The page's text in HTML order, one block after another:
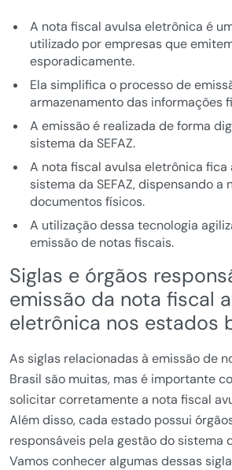
A nota fiscal avulsa eletrônica é
utilizado por empresas que
esporadicamente.
Ela simplifica o processo de
armazenamento das informações
A emissão é realizada de forma
sistema da SEFAZ.
A nota fiscal avulsa eletrônica fica
sistema da SEFAZ, dispensando a
documentos físicos.
A utilização dessa tecnologia
emissão de notas fiscais.
Siglas e órgãos
emissão da nota fiscal
eletrônica nos estados
As siglas relacionadas à emissão de
Brasil são muitas, mas é importante
solicitar corretamente a nota fiscal
Além disso, cada estado possui
responsáveis pela gestão do sistema
Vamos conhecer algumas dessas